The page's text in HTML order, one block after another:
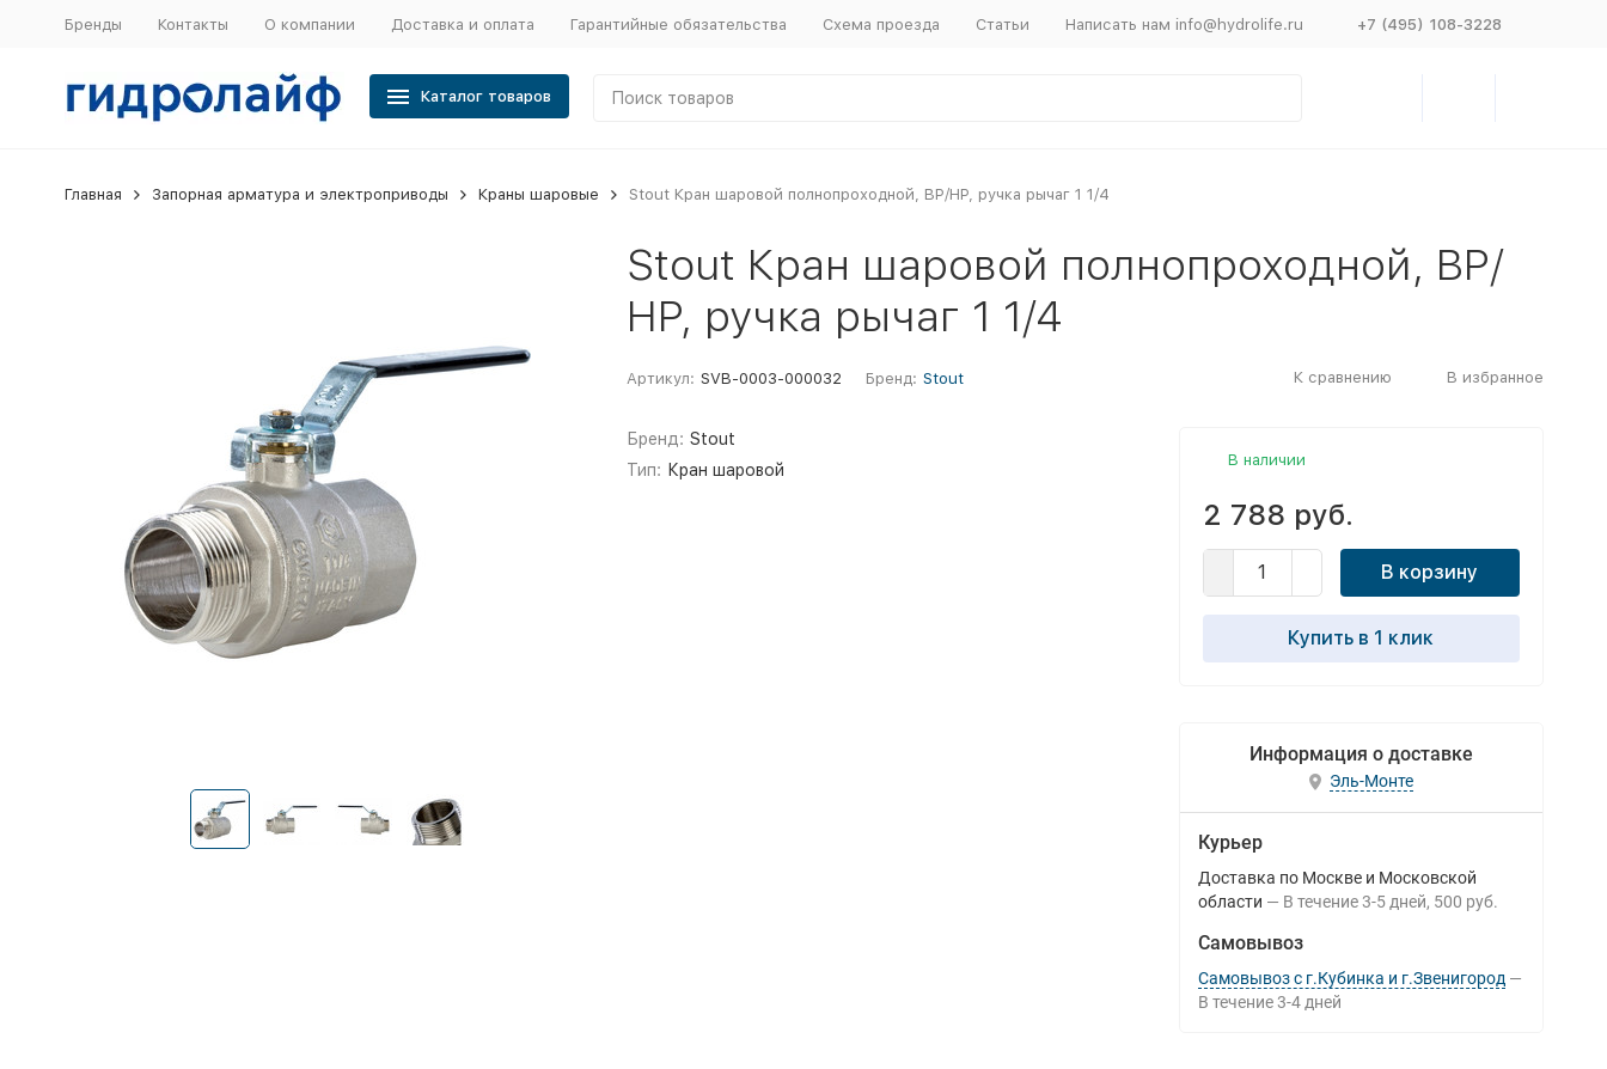
Бренды Контакты О компании Доставка и оплата Гарантийные обязательства Схема проезда Статьи Написать нам info@hydrolife.ru +7 (495) 108-3228
Каталог товаров
Главная Запорная арматура и электроприводы Краны шаровые Stout Кран шаровой полнопроходной, ВР/НР, ручка рычаг 1 1/4
Stout Кран шаровой полнопроходной, ВР/
НР, ручка рычаг 1 1/4
Артикул: SVB-0003-000032 Бренд: Stout К сравнению В избранное
Бренд: Stout
Тип: Кран шаровой
В наличии
2 788 руб.
В корзину
Купить в 1 клик
Информация о доставке
Эль-Монте
Курьер
Доставка по Москве и Московской
области
В течение 3-5 дней 500 руб.
Самовывоз
Самовывоз с г.Кубинка и г.Звенигород
В течение 3-4 дней